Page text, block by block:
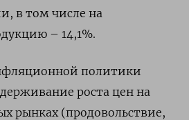
в том числе на
– 14,1%.
политики
роста цен на
рынках (продовольствие,